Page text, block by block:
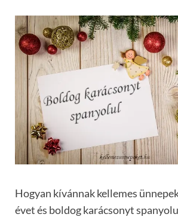
Hogyan kívánnak kellemes
évet és boldog karácsonyt